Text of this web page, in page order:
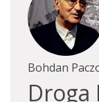
Bohdan